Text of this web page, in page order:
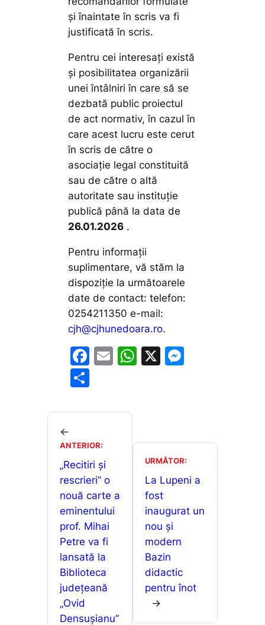
şi înaintate în scris va fi
justificată în scris.
Pentru cei interesaţi există
şi posibilitatea organizării
unei întâlniri în care să se
dezbată public proiectul
de act normativ, în cazul în
care acest lucru este cerut
în scris de către o
asociaţie legal constituită
sau de către o altă
autoritate sau instituţie
publică până la data de
26.01.2026 .
Pentru informaţii
suplimentare, vă stăm la
dispoziţie la următoarele
date de contact: telefon:
0254211350 e-mail:
cjh@cjhunedoara.ro.
F
e
o
o
k
E
l
W
p
p
X
n
g
er
ta
a
z
ă
←
ANTERIOR:
„Recitiri și
rescrieri” o
nouă carte a
eminentului
prof. Mihai
Petre va fi
lansată la
Biblioteca
județeană
„Ovid
Densușianu”
URMĂTOR:
La Lupeni a
fost
inaugurat un
nou și
modern
Bazin
didactic
pentru înot
→